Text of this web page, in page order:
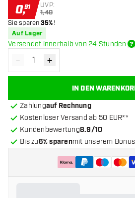
0,91 UVP:
1,40
Sie sparen35%!
Auf Lager
Versendet innerhalb von 24 Stunden
Menge verringern
- Menge erhöhen
+
IN DEN
Zahlungauf Rechnung
Kostenloser Versand ab 50 EUR**
Kundenbewertung8.9/10
Bis zu6% sparenmit unserem